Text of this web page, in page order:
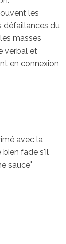
les
défaillances du
masses
verbal et
en connexion
avec la
bien fade s'il
sauce"